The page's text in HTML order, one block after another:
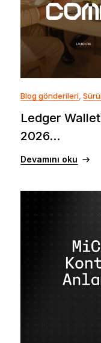
Blog gönderileri ,
Ledger
2026...
Devamını oku